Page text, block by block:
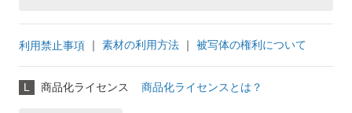
利用禁止事項 ｜ 素材の利用方法 ｜ 被写体の権利について
L 商品化ライセンス 商品化ライセンスとは？